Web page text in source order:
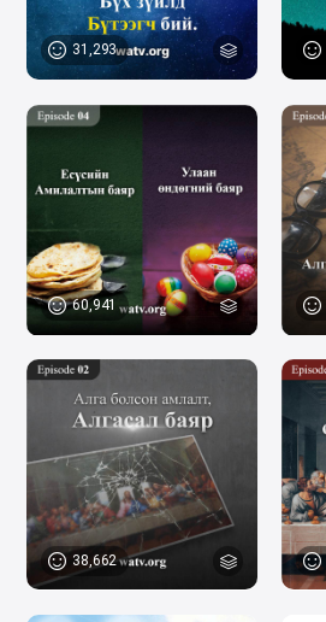
31,293
60,941
38,662